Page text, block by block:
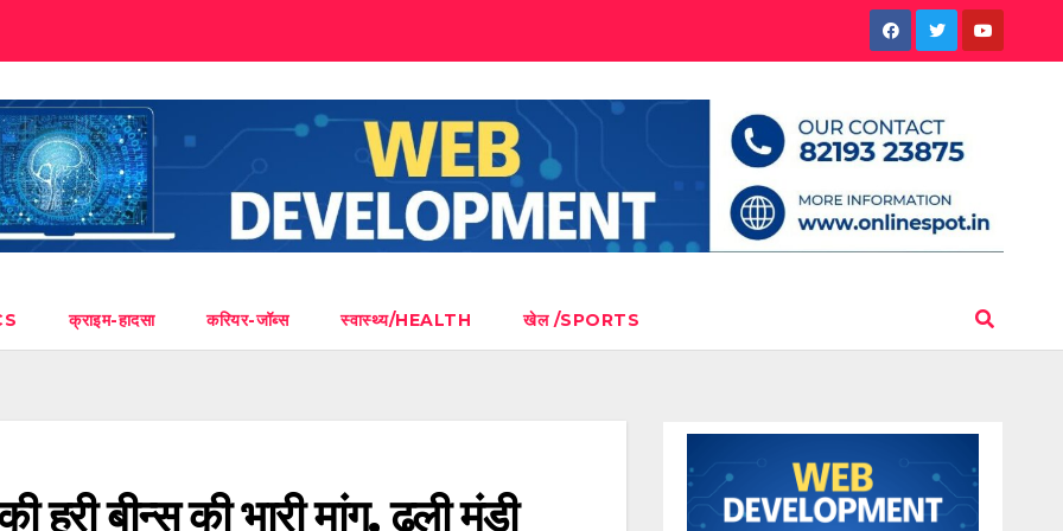
क्राइम-हादसा करियर-जॉब्स स्वास्थ्य/HEALTH खेल /SPORTS
बीन्स की भारी मांग, ढली मंडी